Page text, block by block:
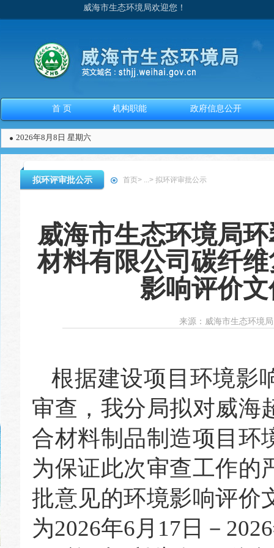
威海市生态环境局欢迎您！
首 页 机构职能 政府信息公开
2026年8月8日 星期六
拟环评审批公示 首页> ...> 拟环评审批公示
威海市生态环境局
材料有限公司碳纤
影响评价
来源： 威海市生态环境局
根据建设项目环境影
审查，我分局拟对威海
合材料制品制造项目 环
为保证此次审查工作的
批意见的环境影响评价
为2026年6月17 日－ 20